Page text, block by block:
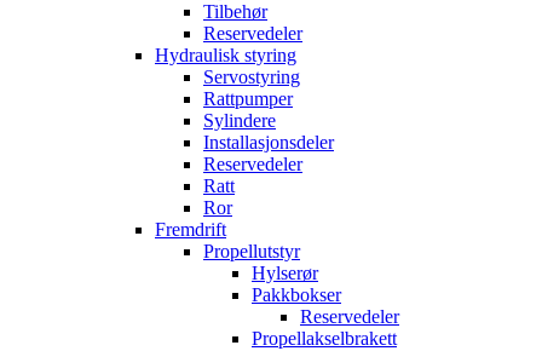
Tilbehør
Reservedeler
Hydraulisk styring
Servostyring
Rattpumper
Sylindere
Installasjonsdeler
Reservedeler
Ratt
Ror
Fremdrift
Propellutstyr
Hylserør
Pakkbokser
Reservedeler
Propellakselbrakett